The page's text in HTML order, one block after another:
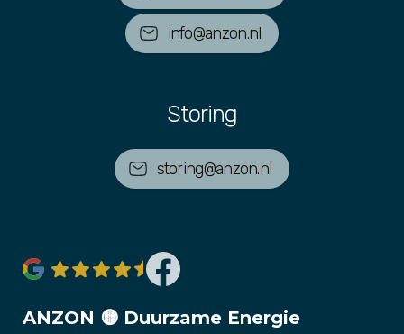
info@anzon.nl
Storing
storing@anzon.nl
ANZON 🟡 Duurzame Energie